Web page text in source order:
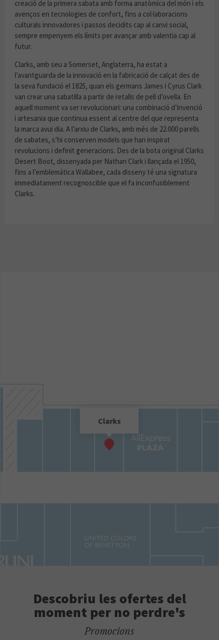
creació de la primera sabata amb forma anatòmica del món i els
avenços en tecnologies de confort, fins a col·laboracions
culturals innovadores i passos decidits cap al canvi social,
sempre empenyem els límits per avançar amb valentia cap al
futur.
Clarks, amb seu a Somerset, Anglaterra, ha estat a
l’avantguarda de la innovació en la fabricació de calçat des de
la seva fundació el 1825, quan els germans James i Cyrus Clark
van crear una sabatilla a partir de retalls de pell d’ovella. En
aquell moment va ser revolucionari: una combinació d’invenció
i artesania que continua essent al centre del que representa
la marca avui dia. A l’arxiu de Clarks, amb més de 22.000 parells
de sabates, s’hi conserven models que han inspirat
revolucions i definit generacions. Des de la bota original Clarks
Desert Boot, dissenyada per Nathan Clark i llançada el 1950,
fins a l’emblemàtica Wallabee, cada disseny té una signatura
immediatament recognoscible que el fa inconfusiblement
Clarks.
Clarks
Descobriu les ofertes del
moment per no perdre's
Promocions